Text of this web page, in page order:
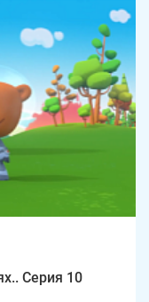
Серия 10